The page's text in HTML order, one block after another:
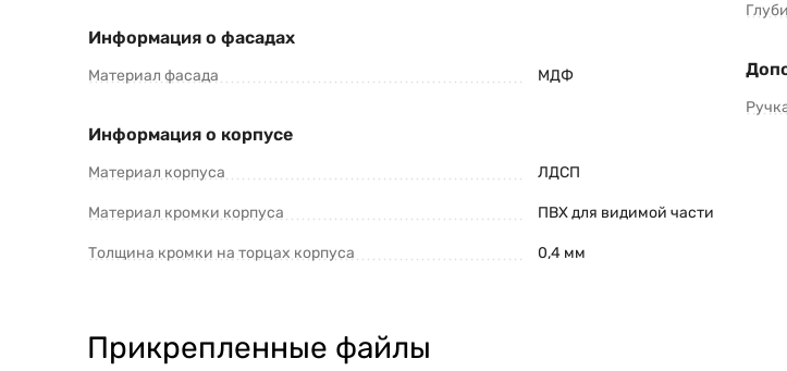
Информация о фасадах
Материал фасада МДФ
Информация о корпусе
Материал корпуса ЛДСП
Материал кромки корпуса ПВХ для видимой части
Толщина кромки на торцах корпуса 0,4 мм
Прикрепленные файлы